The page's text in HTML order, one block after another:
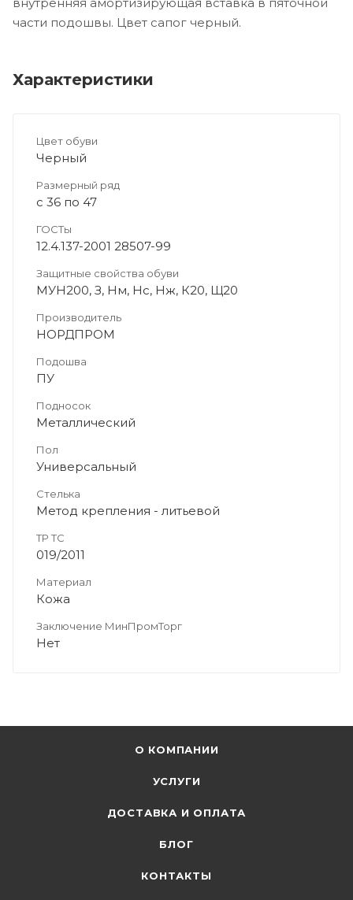
части подошвы. Цвет сапог черный.
Характеристики
Цвет обуви
Черный
Размерный ряд
с 36 по 47
ГОСТы
12.4.137-2001 28507-99
Защитные свойства обуви
МУН200, З, Нм, Нс, Нж, К20, Щ20
Производитель
НОРДПРОМ
Подошва
ПУ
Подносок
Металлический
Пол
Универсальный
Стелька
Метод крепления - литьевой
ТР ТС
019/2011
Материал
Кожа
Заключение МинПромТорг
Нет
О КОМПАНИИ
УСЛУГИ
ДОСТАВКА И ОПЛАТА
БЛОГ
КОНТАКТЫ